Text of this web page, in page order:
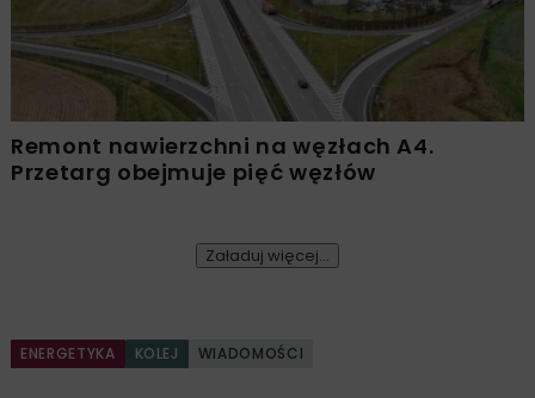
Remont nawierzchni na węzłach A4.
Przetarg obejmuje pięć węzłów
Załaduj więcej...
ENERGETYKA KOLEJ WIADOMOŚCI